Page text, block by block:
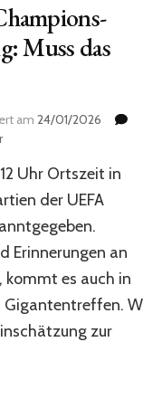
Muss das
am 24/01/2026
zu
zur
Champions-
Auslosung:
Muss
das
sein?
Uhr Ortszeit in
der UEFA
Erinnerungen an
kommt es auch in
zur